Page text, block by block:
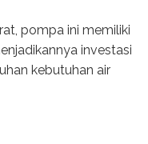
pompa ini memiliki
investasi
kebutuhan air